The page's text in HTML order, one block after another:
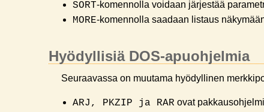
SORT-komennolla voidaan järjestää
MORE-komennolla saadaan listaus
Hyödyllisiä DOS-apuohjelmia
Seuraavassa on muutama hyödyllinen
ARJ, PKZIP ja RAR ovat